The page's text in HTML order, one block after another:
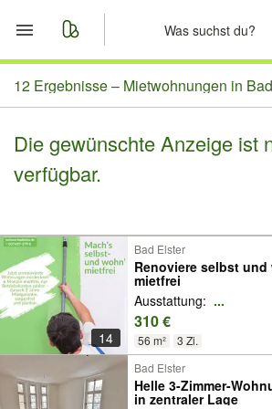
Start
Nachrichten
12 Ergebnisse – Mietwohnungen in
Die gewünschte Anzeige ist
verfügbar.
14
Bad Elster
Renoviere selbst
mietfrei
Ausstattung: ...
310 €
56 m² 3 Zi.
Bad Elster
Helle 3-Zimmer-
in zentraler Lage